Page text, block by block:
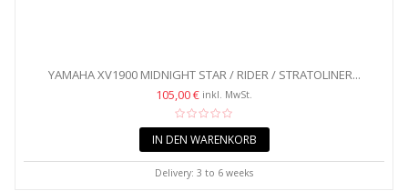
YAMAHA XV1900 MIDNIGHT STAR / RIDER / STRATOLINER...
105,00 € inkl. MwSt.
IN DEN WARENKORB
Delivery: 3 to 6 weeks